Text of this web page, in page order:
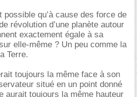
possible qu’à cause des force de
révolution d’une planète autour
exactement égale à sa
elle-même ? Un peu comme la
Terre.
toujours la même face à son
situé en un point donné
aurait toujours la même hauteur